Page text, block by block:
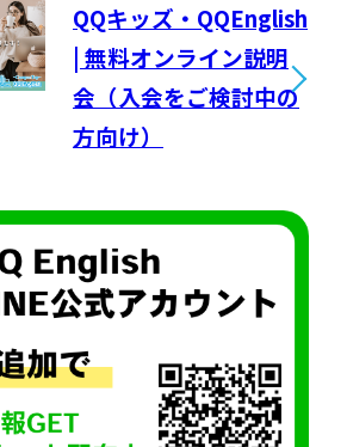
QQキッズ・QQEnglish
| 無料オンライン説明
会（入会をご検討中の
方向け）